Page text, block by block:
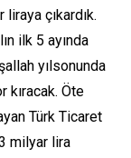
çıkardık.
ilk 5 ayında
yılsonunda
kıracak. Öte
Türk Ticaret
milyar lira